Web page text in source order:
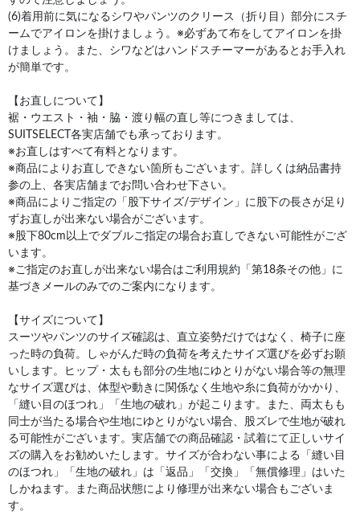
(6)着用前に気になるシワやパンツのクリース（折り目）部分にスチ
ームでアイロンを掛けましょう。※必ずあて布をしてアイロンを掛
けましょう。また、シワなどはハンドスチーマーがあるとお手入れ
が簡単です。
【お直しについて】
裾・ウエスト・袖・脇・渡り幅の直し等につきましては、
SUITSELECT各実店舗でも承っております。
※お直しはすべて有料となります。
※商品によりお直しできない箇所もございます。詳しくは納品書持
参の上、各実店舗までお問い合わせ下さい。
※商品によりご指定の「股下サイズ/デザイン」に股下の長さが足り
ずお直しが出来ない場合がございます。
※股下80cm以上でダブルご指定の場合お直しできない可能性がござ
います。
※ご指定のお直しが出来ない場合はご利用規約「第18条その他」に
基づきメールのみでのご案内になります。
【サイズについて】
スーツやパンツのサイズ確認は、直立姿勢だけではなく、椅子に座
った時の負荷。しゃがんだ時の負荷を考えたサイズ選びを必ずお願
いします。ヒップ・太もも部分の生地にゆとりがない場合等の無理
なサイズ選びは、体型や動きに関係なく生地や糸に負荷がかかり、
「縫い目のほつれ」「生地の破れ」が起こります。また、両太もも
同士が当たる場合や生地にゆとりがない場合、股ズレで生地が破れ
る可能性がございます。実店舗での商品確認・試着にて正しいサイ
ズの購入をお勧めいたします。サイズが合わない事による「縫い目
のほつれ」「生地の破れ」は「返品」「交換」「無償修理」はいた
しかねます。また商品状態により修理が出来ない場合もございま
す。